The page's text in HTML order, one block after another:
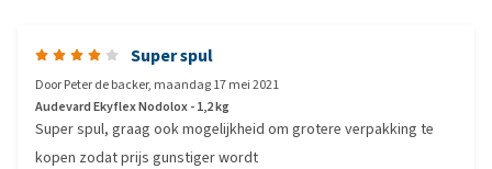
Super spul
DoorPeter de backer, maandag 17 mei 2021
Audevard Ekyflex Nodolox - 1,2 kg
Super spul, graag ook mogelijkheid om grotere verpakking te
kopen zodat prijs gunstiger wordt